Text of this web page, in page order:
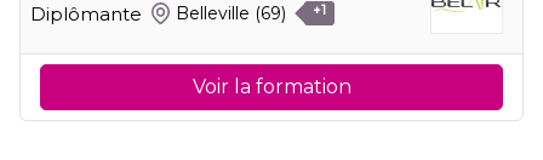
Diplômante
Belleville (69) +1
Voir la formation